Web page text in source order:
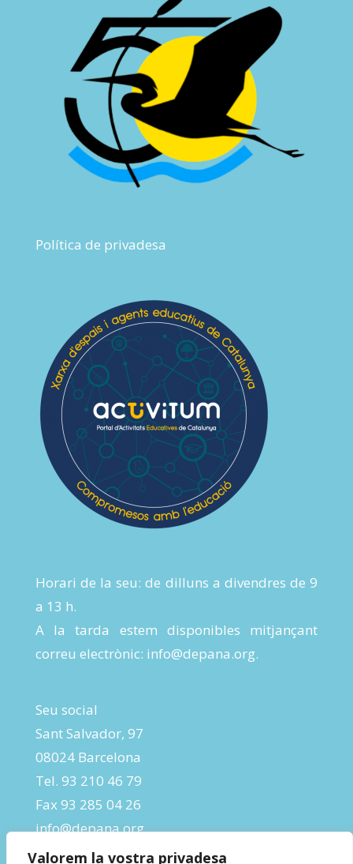
Valorem la vostra privadesa
Política de privadesa
Horari de la seu: de dilluns a divendres de 9
a 13 h.
A la tarda estem disponibles mitjançant
correu electrònic: info@depana.org.
Seu social
Sant Salvador, 97
08024 Barcelona
Tel. 93 210 46 79
Fax 93 285 04 26
info@depana.org